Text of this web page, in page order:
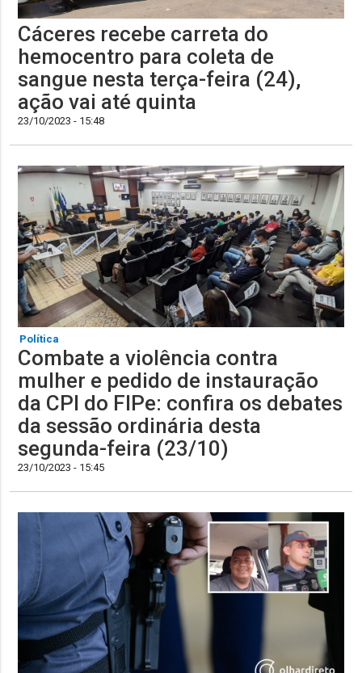
Cáceres recebe carreta do
hemocentro para coleta de
sangue nesta terça-feira (24),
ação vai até quinta
23/10/2023 - 15:48
Política
Combate a violência contra
mulher e pedido de instauração
da CPI do FIPe: confira os debates
da sessão ordinária desta
segunda-feira (23/10)
23/10/2023 - 15:45